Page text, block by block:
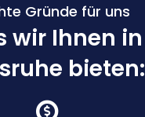
Gründe für uns
wir Ihnen in
bieten: